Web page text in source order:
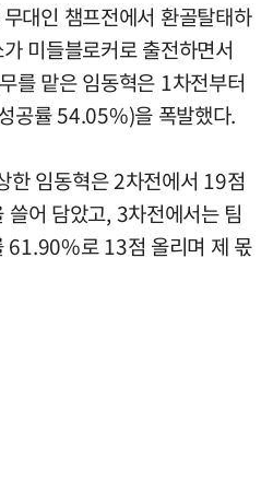
대인 챔프전에서 환골탈태하
미들블로커로 출전하면서
를 맡은 임동혁은 1차전부터
공률 54.05%)을 폭발했다.
한 임동혁은 2차전에서 19점
어 담았고, 3차전에서는 팀
61.90%로 13점 올리며 제 몫